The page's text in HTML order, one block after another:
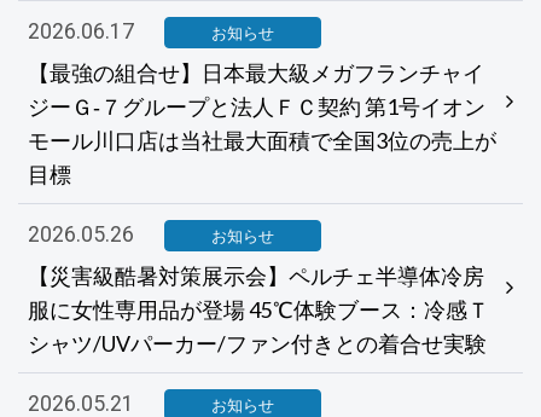
2026.06.17 お知らせ
【最強の組合せ】日本最大級メガフランチャイ
ジーＧ‐７グループと法人ＦＣ契約 第1号イオン
モール川口店は当社最大面積で全国3位の売上が
目標
2026.05.26 お知らせ
【災害級酷暑対策展示会】ペルチェ半導体冷房
服に女性専用品が登場 45℃体験ブース：冷感Ｔ
シャツ/UVパーカー/ファン付きとの着合せ実験
2026.05.21 お知らせ